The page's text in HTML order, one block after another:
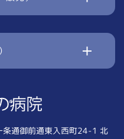
通御前通東入西町24-1 北